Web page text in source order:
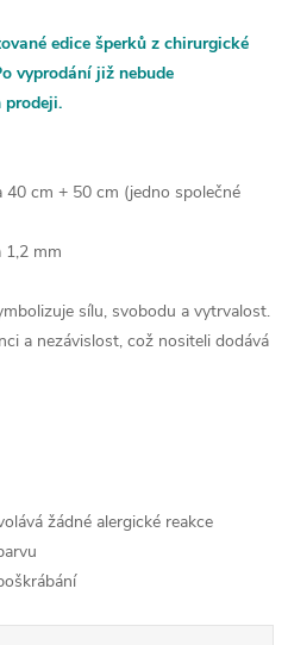
edice šperků z chirurgické
vyprodání již nebude
prodeji.
40 cm + 50 cm (jedno společné
1,2 mm
sílu, svobodu a vytrvalost.
a nezávislost, což nositeli dodává
žádné alergické reakce